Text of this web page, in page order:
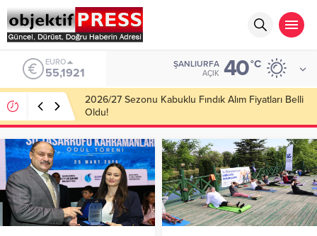
ALTIN
6.659,09
ŞANLIURFA
AÇIK 40°C
Haliliye Belediyesi Her Gün 4 Bin 898 Kişiye Sıcak
Yemek Ulaştırıyor!